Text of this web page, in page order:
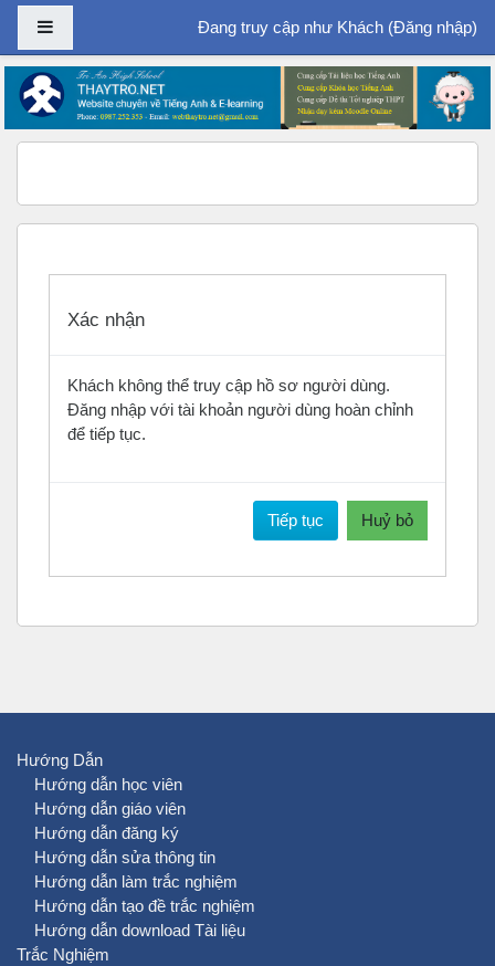
Chuyển tới nội dung chính
Bảng điều khiển cạnhĐang truy cập như Khách (Đăng nhập)
Xác nhận
Khách không thể truy cập hồ sơ người dùng.
Đăng nhập với tài khoản người dùng hoàn chỉnh
để tiếp tục.
Tiếp tục Huỷ bỏ
Hướng Dẫn
Hướng dẫn học viên
Hướng dẫn giáo viên
Hướng dẫn đăng ký
Hướng dẫn sửa thông tin
Hướng dẫn làm trắc nghiệm
Hướng dẫn tạo đề trắc nghiệm
Hướng dẫn download Tài liệu
Trắc Nghiệm